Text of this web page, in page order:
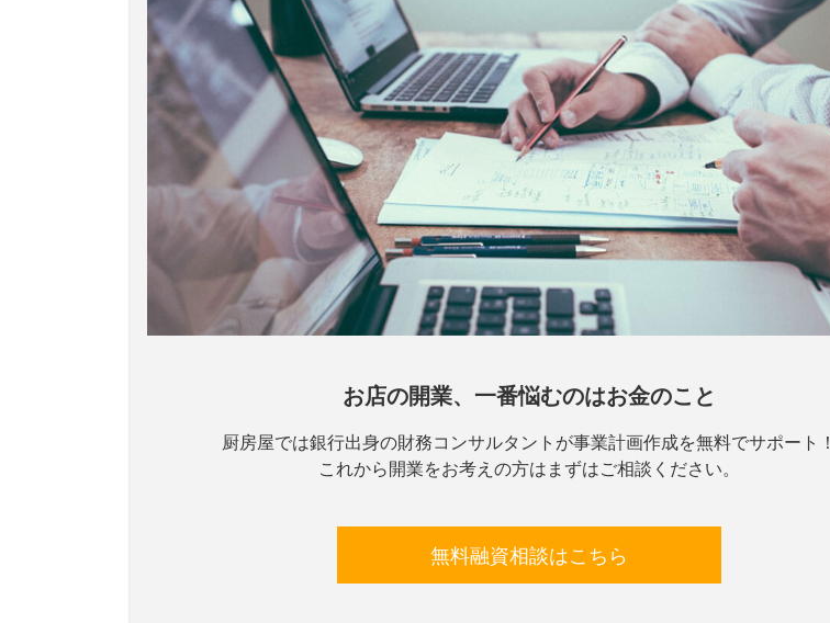
お店の開業、一番悩むのはお金のこと
厨房屋では銀行出身の財務コンサルタントが事業計画作成を無料でサポート！
これから開業をお考えの方はまずはご相談ください。
無料融資相談はこちら